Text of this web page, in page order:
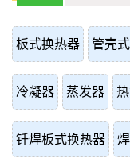
板式换热器 管壳
冷凝器 蒸发器
钎焊板式换热器